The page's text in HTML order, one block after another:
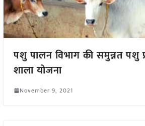
पशु पालन विभाग की समुन्नत पशु
शाला योजना
November 9, 2021